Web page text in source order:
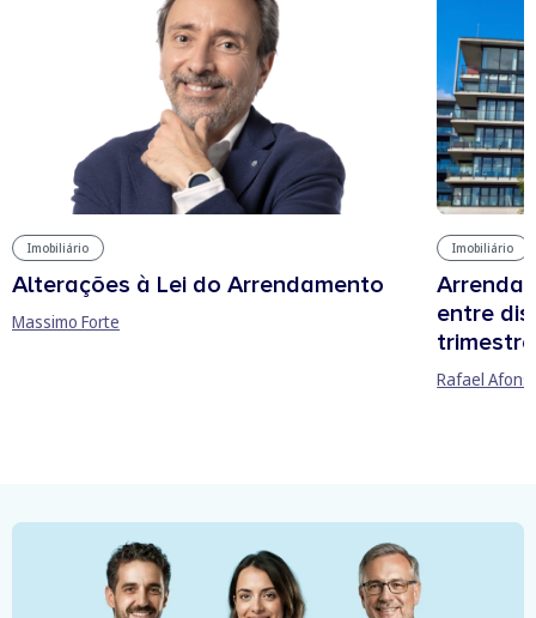
Imobiliário
Alterações à Lei do Arrendamento
Massimo Forte
Imobiliário
entre
trimestre
Rafael